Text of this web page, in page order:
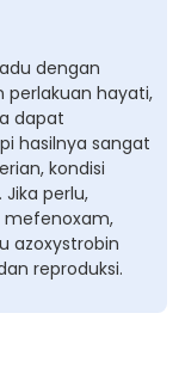
dengan
perlakuan hayati,
dapat
hasilnya sangat
kondisi
perlu,
mefenoxam,
azoxystrobin
reproduksi.